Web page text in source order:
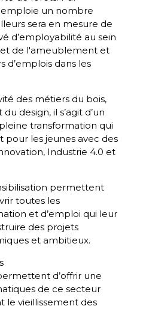
un nombre
sera en mesure de
d’employabilité au sein
de l'ameublement et
d’emplois dans les
des métiers du bois,
design, il s’agit d’un
transformation qui
pour les jeunes avec des
Industrie 4.0 et
permettent
toutes les
et d’emploi qui leur
des projets
et ambitieux.
d’offrir une
de ce secteur
le vieillissement des